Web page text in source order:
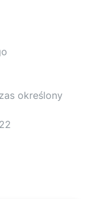
określony